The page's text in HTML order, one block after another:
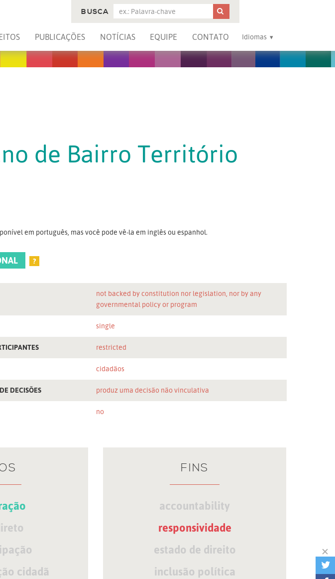
PUBLICAÇÕES NOTÍCIAS EQUIPE CONTATO Idiomas
BUSCA
de Bairro Território
em português, mas você pode vê-la em inglês ou espanhol.
?
not backed by constitution nor legislation, nor by any
governmental policy or program
single
restricted
cidadãos
DECISÕES produz uma decisão não vinculativa
no
cidadã
FINS
accountability
responsividade
estado de direito
inclusão política